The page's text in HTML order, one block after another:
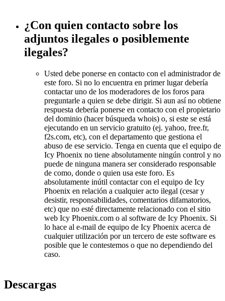
¿Con quien contacto sobre los
adjuntos ilegales o posiblemente
ilegales?
Usted debe ponerse en contacto con el administrador de
este foro. Si no lo encuentra en primer lugar debería
contactar uno de los moderadores de los foros para
preguntarle a quien se debe dirigir. Si aun así no obtiene
respuesta debería ponerse en contacto con el propietario
del dominio (hacer búsqueda whois) o, si este se está
ejecutando en un servicio gratuito (ej. yahoo, free.fr,
f2s.com, etc), con el departamento que gestiona el
abuso de ese servicio. Tenga en cuenta que el equipo de
Icy Phoenix no tiene absolutamente ningún control y no
puede de ninguna manera ser considerado responsable
de como, donde o quien usa este foro. Es
absolutamente inútil contactar con el equipo de Icy
Phoenix en relación a cualquier acto ilegal (cesar y
desistir, responsabilidades, comentarios difamatorios,
etc) que no esté directamente relacionado con el sitio
web Icy Phoenix.com o al software de Icy Phoenix. Si
lo hace al e-mail de equipo de Icy Phoenix acerca de
cualquier utilización por un tercero de este software es
posible que le contestemos o que no dependiendo del
caso.
Descargas